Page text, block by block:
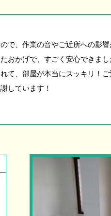
で、作業の音やご近所への影
おかげで、すごく安心できま
て、部屋が本当にスッキリ！
しています！